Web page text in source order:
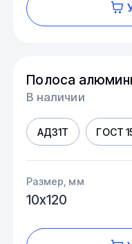
Полоса
В наличии
АД31Т ГОСТ
Размер, мм
10х120